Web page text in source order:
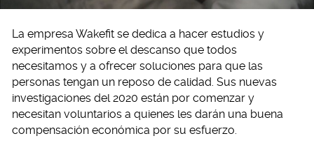
La empresa Wakefit se dedica a hacer estudios y
experimentos sobre el descanso que todos
necesitamos y a ofrecer soluciones para que las
personas tengan un reposo de calidad. Sus nuevas
investigaciones del 2020 están por comenzar y
necesitan voluntarios a quienes les darán una buena
compensación económica por su esfuerzo.